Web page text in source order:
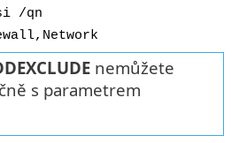
/qn
nemůžete
s parametrem